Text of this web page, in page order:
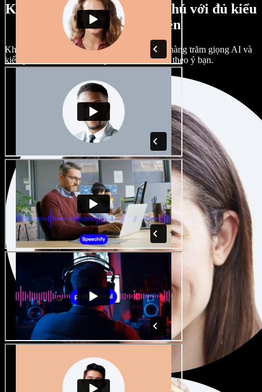
Kho giọng nam, nữ phong phú với đủ kiểu
giọng vùng miền
Không dự án nào phải giống nhau. Chọn từ hàng trăm giọng AI và
kiểu phát âm khác nhau; tùy chỉnh hoàn toàn theo ý bạn.